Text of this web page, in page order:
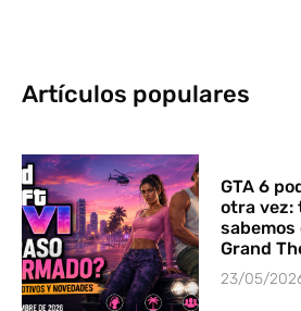
Artículos populares
GTA 6
otra vez:
sabemos
Grand
23/05/